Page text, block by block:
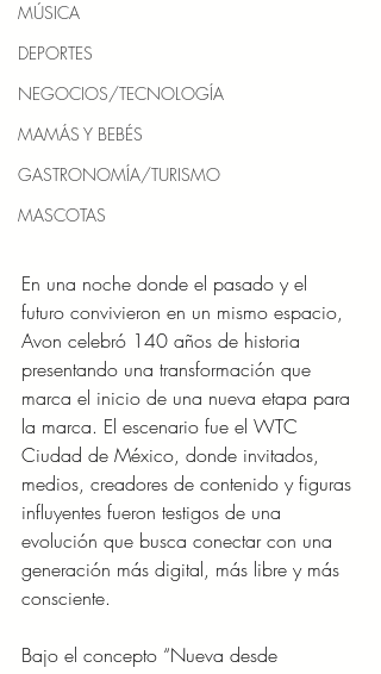
MÚSICA
DEPORTES
NEGOCIOS/TECNOLOGÍA
MAMÁS Y BEBÉS
GASTRONOMÍA/TURISMO
MASCOTAS
En una noche donde el pasado y el
futuro convivieron en un mismo espacio,
Avon celebró 140 años de historia
presentando una transformación que
marca el inicio de una nueva etapa para
la marca. El escenario fue el WTC
Ciudad de México, donde invitados,
medios, creadores de contenido y figuras
influyentes fueron testigos de una
evolución que busca conectar con una
generación más digital, más libre y más
consciente.
Bajo el concepto “Nueva desde